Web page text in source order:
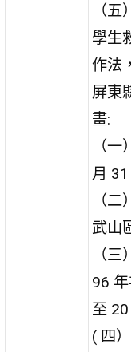
（
學生
作法
屏東
畫:
（
月
（
武山
（
96
至 20
( 四